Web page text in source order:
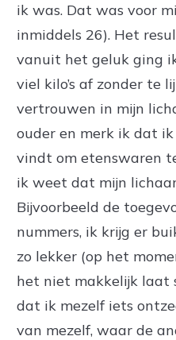
ik was. Dat was voor
inmiddels 26). Het
vanuit het geluk ging
viel kilo’s af zonder te
vertrouwen in mijn
ouder en merk ik dat
vindt om etenswaren
ik weet dat mijn
Bijvoorbeeld de
nummers, ik krijg er
zo lekker (op het
het niet makkelijk laat
dat ik mezelf iets
van mezelf, waar de